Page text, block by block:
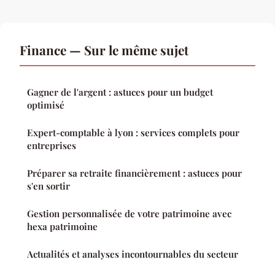
Finance — Sur le même sujet
Gagner de l'argent : astuces pour un budget
optimisé
Expert-comptable à lyon : services complets pour
entreprises
Préparer sa retraite financièrement : astuces pour
s'en sortir
Gestion personnalisée de votre patrimoine avec
hexa patrimoine
Actualités et analyses incontournables du secteur